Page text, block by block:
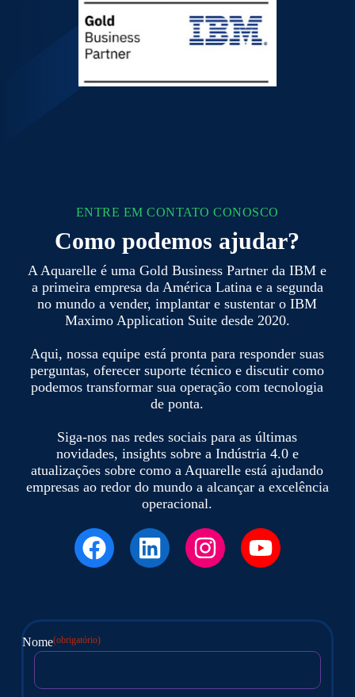
ENTRE EM CONTATO CONOSCO
Como podemos ajudar?
A Aquarelle é uma Gold Business Partner da IBM e
a primeira empresa da América Latina e a segunda
no mundo a vender, implantar e sustentar o IBM
Maximo Application Suite desde 2020.
Aqui, nossa equipe está pronta para responder suas
perguntas, oferecer suporte técnico e discutir como
podemos transformar sua operação com tecnologia
de ponta.
Siga-nos nas redes sociais para as últimas
novidades, insights sobre a Indústria 4.0 e
atualizações sobre como a Aquarelle está ajudando
empresas ao redor do mundo a alcançar a excelência
operacional.
Nome(obrigatório)